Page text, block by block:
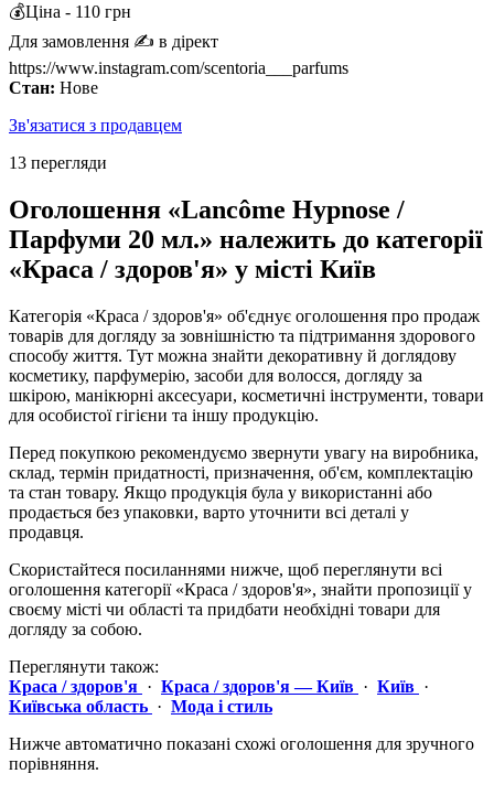
💰Ціна - 110 грн
Для замовлення ✍️ в дірект
https://www.instagram.com/scentoria___parfums
Стан: Нове
Зв'язатися з продавцем
13 перегляди
Оголошення «Lancôme Hypnose /
Парфуми 20 мл.» належить до категорії
«Краса / здоров'я» у місті Київ
Категорія «Краса / здоров'я» об'єднує оголошення про продаж
товарів для догляду за зовнішністю та підтримання здорового
способу життя. Тут можна знайти декоративну й доглядову
косметику, парфумерію, засоби для волосся, догляду за
шкірою, манікюрні аксесуари, косметичні інструменти, товари
для особистої гігієни та іншу продукцію.
Перед покупкою рекомендуємо звернути увагу на виробника,
склад, термін придатності, призначення, об'єм, комплектацію
та стан товару. Якщо продукція була у використанні або
продається без упаковки, варто уточнити всі деталі у
продавця.
Скористайтеся посиланнями нижче, щоб переглянути всі
оголошення категорії «Краса / здоров'я», знайти пропозиції у
своєму місті чи області та придбати необхідні товари для
догляду за собою.
Переглянути також:
Краса / здоров'я · Краса / здоров'я — Київ · Київ ·
Київська область · Мода і стиль
Нижче автоматично показані схожі оголошення для зручного
порівняння.